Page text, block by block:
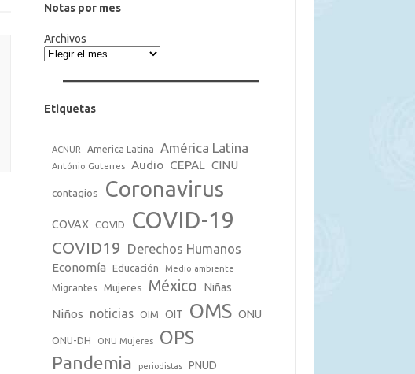
Notas por mes
Archivos
Etiquetas
ACNUR America Latina América Latina
António Guterres Audio CEPAL CINU
contagios Coronavirus
COVAX COVID COVID-19
COVID19 Derechos Humanos
Economía Educación Medio ambiente
Migrantes Mujeres México Niñas
Niños noticias OIM OIT OMS ONU
ONU-DH ONU Mujeres OPS
Pandemia periodistas PNUD